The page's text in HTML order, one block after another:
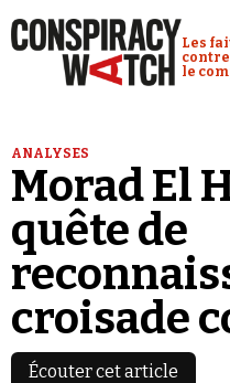
Les
contre
le
Vidéos
Revues
ANALYSES
Morad El
quête de
croisade
Écouter cet article